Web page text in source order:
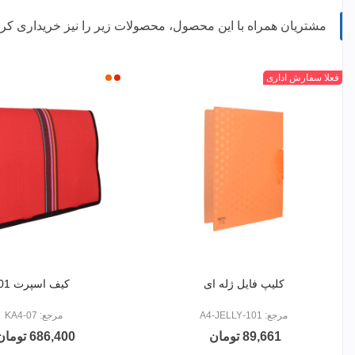
مشتریان همراه با این محصول، محصولات زیر را نیز خریداری
نارنجی
زردفسفری
آبی+
فعلا سفارش اداری
کلیپ فایل ژله ای
مرجع: 101-A4-JELLY
89,661 تومان
قرمزنارنجی
کیف اسپرت 01
مرجع: KA4-07
686,400 تومان